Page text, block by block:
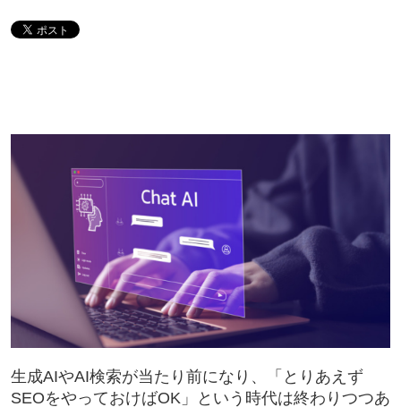
生成AIやAI検索が当たり前になり、「とりあえず
SEOをやっておけばOK」という時代は終わりつつあ